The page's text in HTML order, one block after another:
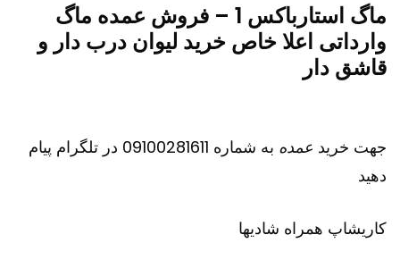
ماگ استارباکس 1 – فروش عمده ماگ
وارداتی اعلا خاص خرید لیوان درب دار و
قاشق دار
جهت خرید عمده
به شماره 09100281611 در تلگرام پیام
دهید
کاریشاپ همراه شادیها